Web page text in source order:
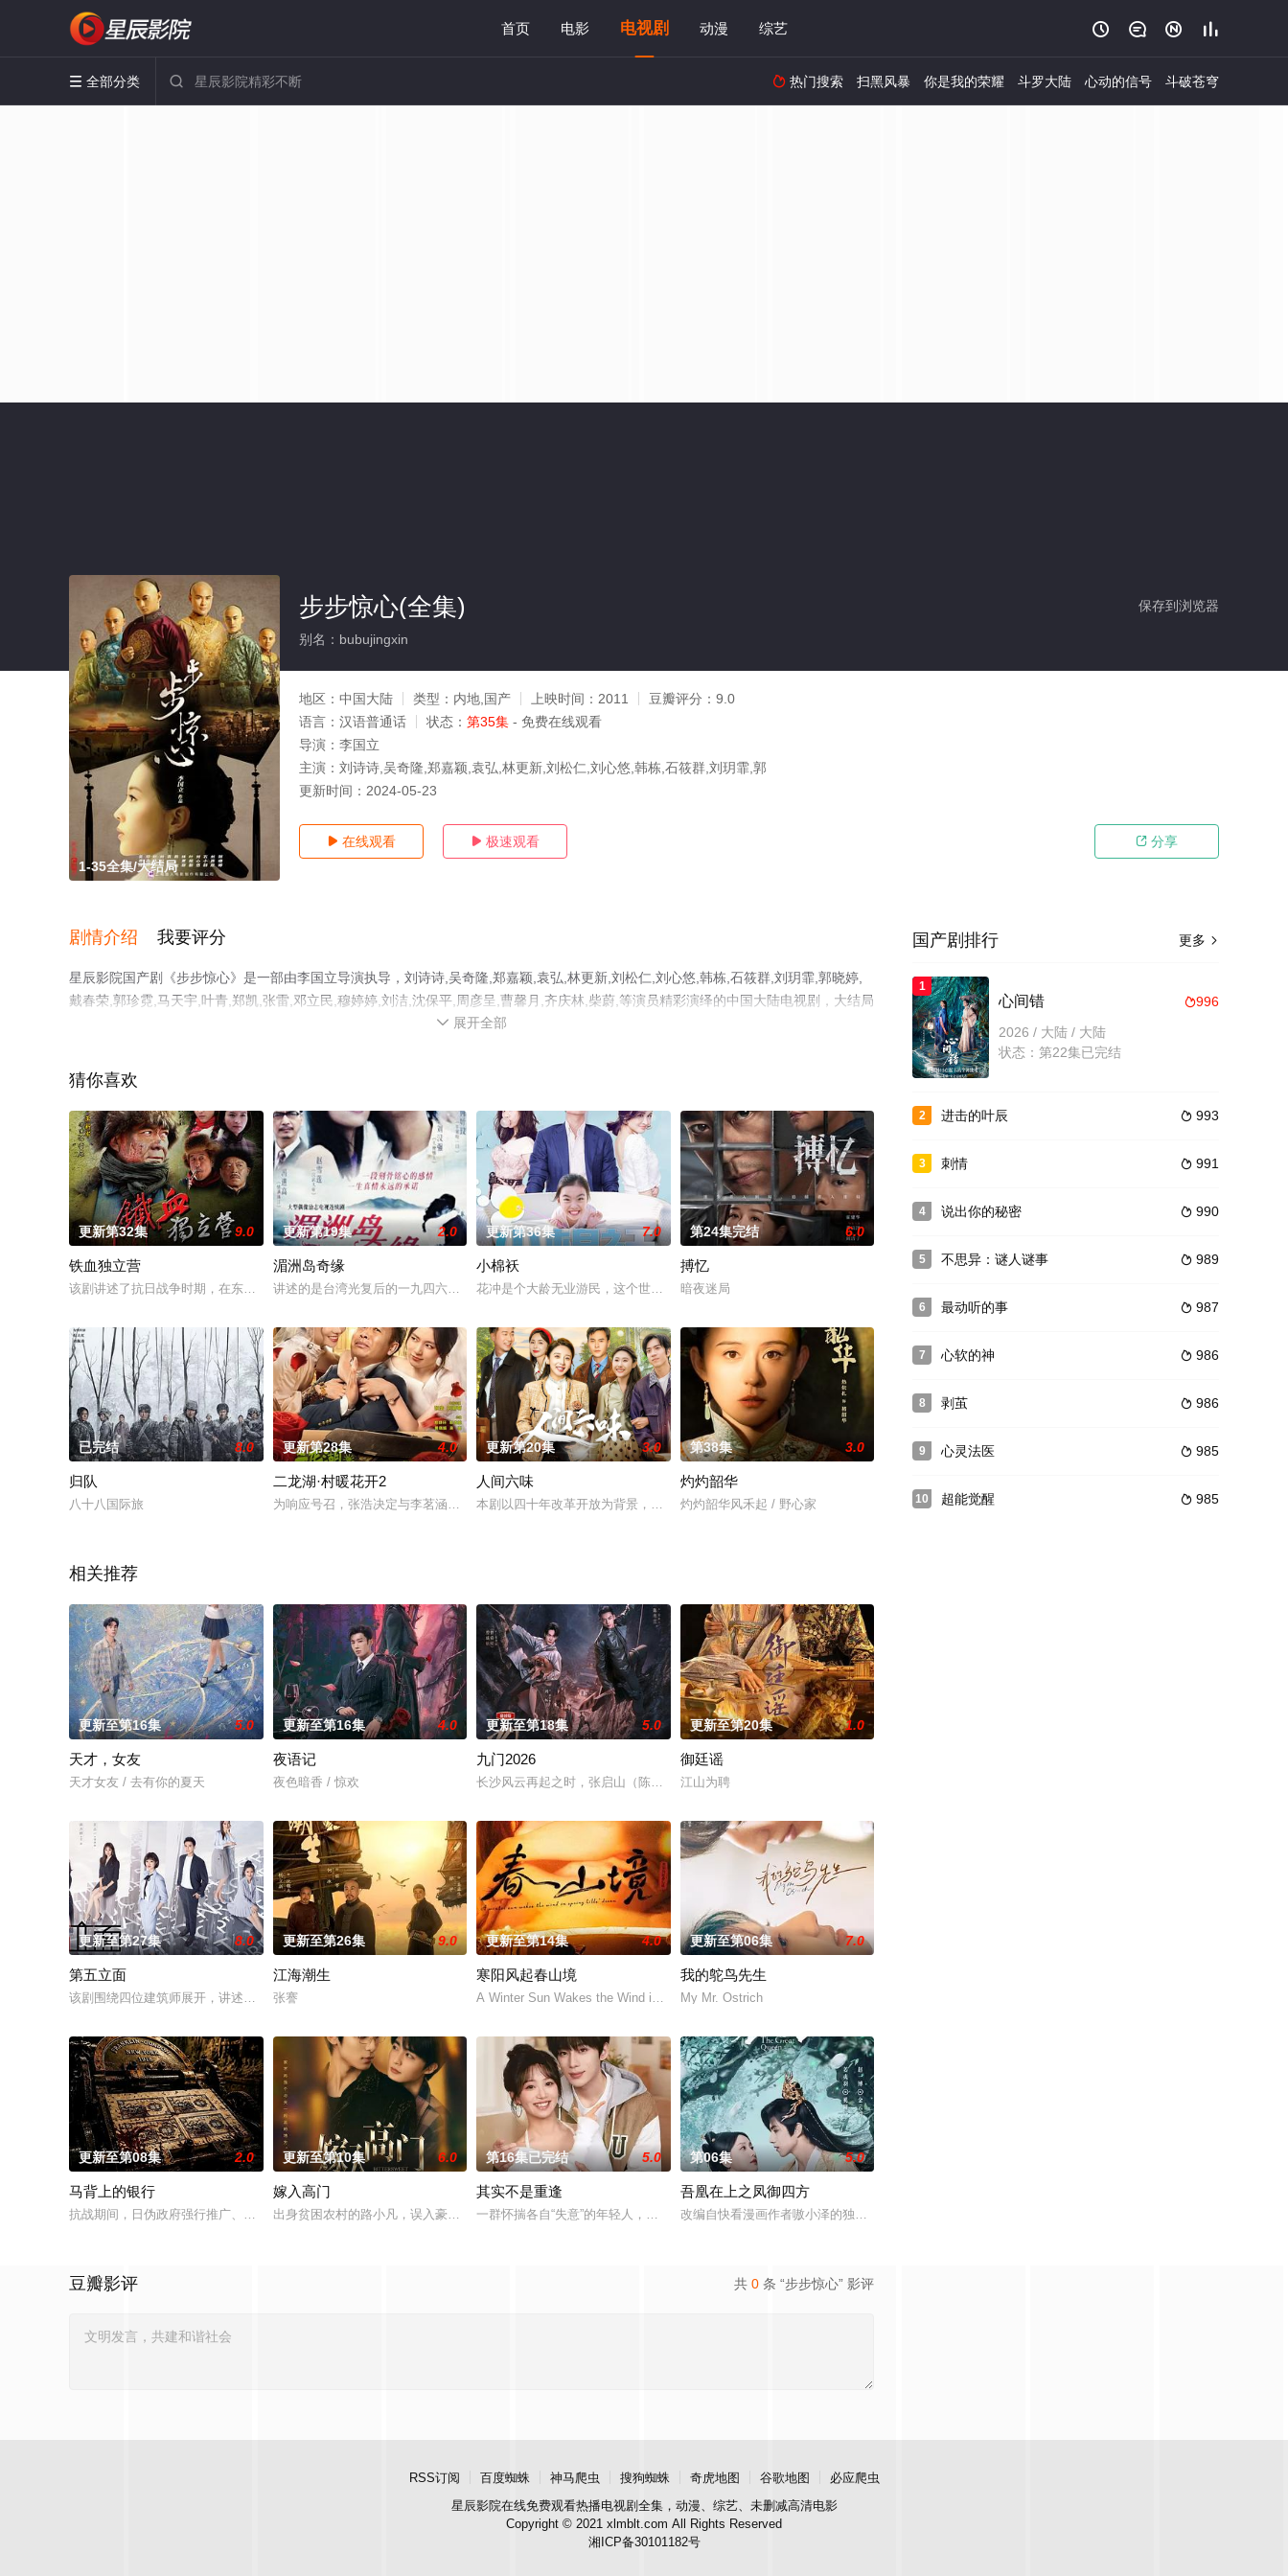
首页 电影 电视剧 动漫 综艺    
 全部分类   热门搜索 扫黑风暴 你是我的荣耀 斗罗大陆 心动的信号 斗破苍穹
1-35全集/大结局
保存到浏览器
步步惊心(全集)
别名：bubujingxin
地区： 中国大陆 类型： 内地,国产 上映时间： 2011 豆瓣评分： 9.0
语言： 汉语普通话 状态： 第35集 - 免费在线观看
导演： 李国立
主演： 刘诗诗,吴奇隆,郑嘉颖,袁弘,林更新,刘松仁,刘心悠,韩栋,石筱群,刘玥霏,郭
更新时间： 2024-05-23
 在线观看  极速观看  分享
剧情介绍 我要评分
星辰影院国产剧《步步惊心》是一部由李国立导演执导，刘诗诗,吴奇隆,郑嘉颖,袁弘,林更新,刘松仁,刘心悠,韩栋,石筱群,刘玥霏,郭晓婷,
戴春荣,郭珍霓,马天宇,叶青,郑凯,张雷,邓立民,穆婷婷,刘洁,沈保平,周彦呈,曹馨月,齐庆林,柴蔚,等演员精彩演绎的中国大陆电视剧，大结局
剧情已揭晓（1-35全集），超前点播免费观看高清无删减完整版电视剧全集就上星辰影视，更多相关信息可移步至豆瓣电视剧、电视猫
 展开全部
猜你喜欢
更新第32集 9.0
铁血独立营
该剧讲述了抗日战争时期，在东北肇 州的大地上，江雪原、牛胜力、董连山、 褚长德、关奎等几名幸存下来的独立营战 士顽强不屈，英勇奋战，在敌占区与日军 大部队一次次展开斗智斗勇的游击战，并 最终迎来了抗战胜
更新第19集 2.0
湄洲岛奇缘
讲述的是台湾光复后的一九四六年，在海南某码头，当年被日军掳到海南做苦力的台湾劳工林志雄带着身怀六甲的妻子阿清终于登上了台湾“安祥号”轮船返乡。天有不测风云，“安祥号
更新第36集 7.0
小棉袄
花冲是个大龄无业游民，这个世界上能管住花冲的人只有一个——他的五岁女儿花朵儿。花朵儿是一块橡皮糖，只要不上幼儿园，她无时无刻都要
第24集完结 6.0
搏忆
暗夜迷局
已完结 8.0
归队
八十八国际旅
更新第28集 4.0
二龙湖·村暖花开2
为响应号召，张浩决定与李茗涵（郑舒环饰）共同投入新的二龙湖旅游开发事业中，谁知白富美总裁黄涌泉（刘萌萌饰）突然空降回村向张浩直球求婚，在村里引起了轩然大波。这朵
更新第20集 3.0
人间六味
本剧以四十年改革开放为背景，讲述了以汪文励为主的三位奋斗在祖国建设一线的职业女性的事业，婚姻和家庭故事。汪文励与蓝志兴因改革开
第38集 3.0
灼灼韶华
灼灼韶华风禾起 / 野心家
相关推荐
更新至第16集 5.0
天才，女友
天才女友 / 去有你的夏天
更新至第16集 4.0
夜语记
夜色暗香 / 惊欢
更新至第18集 5.0
九门2026
长沙风云再起之时，张启山（陈伟霆 饰）与吴老狗（曾舜晞 饰）强强联手，携手霍仙姑（陈瑶 饰）与九门诸人共赴冒险奇局。一桩401部队的神
更新至第20集 1.0
御廷谣
江山为聘
更新至第27集 8.0
第五立面
该剧围绕四位建筑师展开，讲述了他们在中意合作项目中面对专业挑战与境外竞争，通过创新实践实现本土设计理念突破的故事。
更新至第26集 9.0
江海潮生
张謇
更新至第14集 4.0
寒阳风起春山境
A Winter Sun Wakes the Wind in Spring Hill
更新至第06集 7.0
我的鸵鸟先生
My Mr. Ostrich
更新至第08集 2.0
马背上的银行
抗战期间，日伪政府强行推广、使用由“中国准备银行”发行的伪钞货币。根据党中央指示，高景波、徐邵梁、孙希光和黄鹰等人开始筹备建立冀南银行，手艺人张宝田在共产党人的感召下承担起印刷冀南币的使命。1939年
更新至第10集 6.0
嫁入高门
出身贫困农村的路小凡，误入豪门，成为京城高官家族的入赘女婿。原以为这场婚姻能改变人生，却发现自己不过是掩盖秘密的工具。在陌生又残酷的世界里，唯一愿意向他伸出援手
第16集已完结 5.0
其实不是重逢
一群怀揣各自“失意”的年轻人，在沿海小城南安相遇相知，他们决心各展所长创办旅行社。他们以当地的特色人文与美食为引，用真诚与创意打动
第06集 5.0
吾凰在上之凤御四方
改编自快看漫画作者嗷小泽的独家连载漫画《吾凰在上》。 现代少女奚圆（姜贞羽 饰）因意外踏入玄机界，
共 0 条 “步步惊心” 影评
豆瓣影评
更多 
国产剧排行
1
996
心间错
2026 / 大陆 / 大陆
状态：第22集已完结
2  993
进击的叶辰
3  991
刺情
4  990
说出你的秘密
5  989
不思异：谜人谜事
6  987
最动听的事
7  986
心软的神
8  986
剥茧
9  985
心灵法医
10  985
超能觉醒
RSS订阅 百度蜘蛛 神马爬虫 搜狗蜘蛛 奇虎地图 谷歌地图
必应爬虫
星辰影院在线免费观看热播电视剧全集，动漫、综艺、未删减高清电影
Copyright © 2021 xlmblt.com All Rights Reserved
湘ICP备30101182号